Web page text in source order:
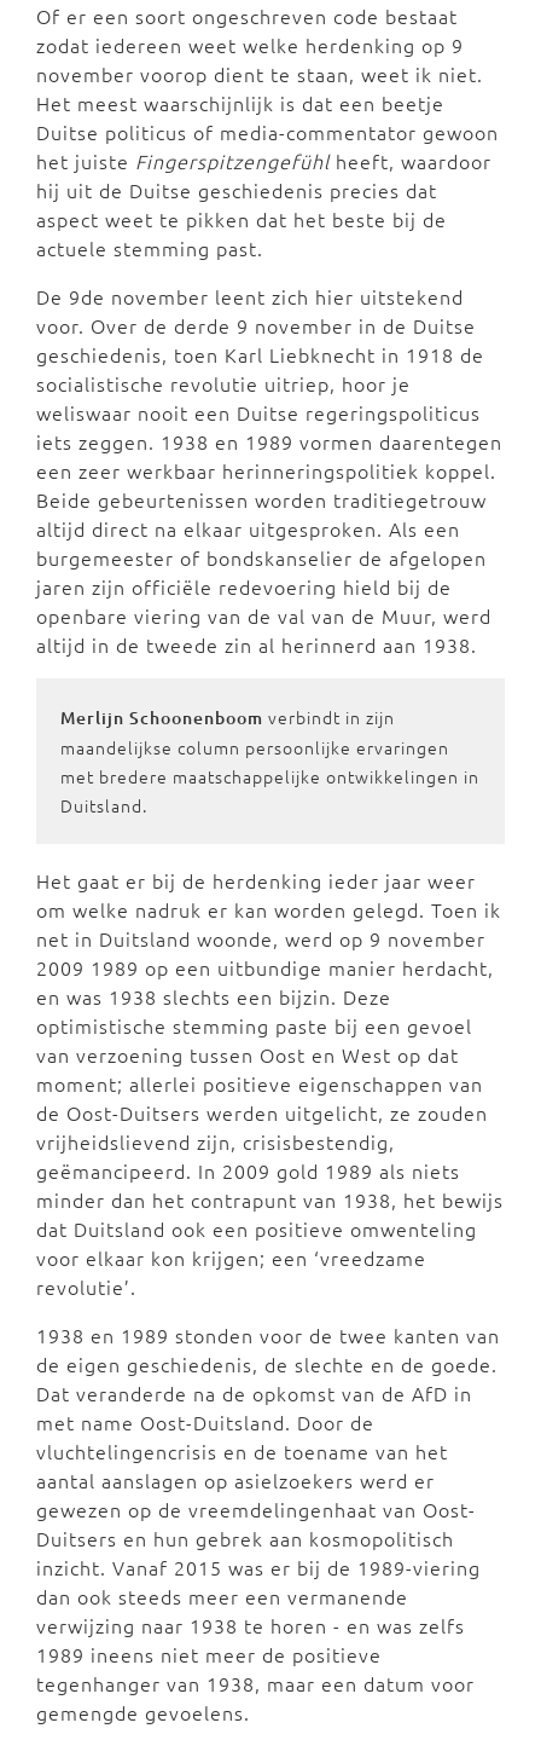
Of er een soort ongeschreven code bestaat
zodat iedereen weet welke herdenking op 9
november voorop dient te staan, weet ik niet.
Het meest waarschijnlijk is dat een beetje
Duitse politicus of media-commentator gewoon
het juiste Fingerspitzengefühlheeft, waardoor
hij uit de Duitse geschiedenis precies dat
aspect weet te pikken dat het beste bij de
actuele stemming past.
De 9de november leent zich hier uitstekend
voor. Over de derde 9 november in de Duitse
geschiedenis, toen Karl Liebknecht in 1918 de
socialistische revolutie uitriep, hoor je
weliswaar nooit een Duitse regeringspoliticus
iets zeggen. 1938 en 1989 vormen daarentegen
een zeer werkbaar herinneringspolitiek koppel.
Beide gebeurtenissen worden traditiegetrouw
altijd direct na elkaar uitgesproken. Als een
burgemeester of bondskanselier de afgelopen
jaren zijn officiële redevoering hield bij de
openbare viering van de val van de Muur, werd
altijd in de tweede zin al herinnerd aan 1938.
Merlijn Schoonenboom verbindt in zijn
maandelijkse column persoonlijke ervaringen
met bredere maatschappelijke ontwikkelingen in
Duitsland.
Het gaat er bij de herdenking ieder jaar weer
om welke nadruk er kan worden gelegd. Toen ik
net in Duitsland woonde, werd op 9 november
2009 1989 op een uitbundige manier herdacht,
en was 1938 slechts een bijzin. Deze
optimistische stemming paste bij een gevoel
van verzoening tussen Oost en West op dat
moment; allerlei positieve eigenschappen van
de Oost-Duitsers werden uitgelicht, ze zouden
vrijheidslievend zijn, crisisbestendig,
geëmancipeerd. In 2009 gold 1989 als niets
minder dan het contrapunt van 1938, het bewijs
dat Duitsland ook een positieve omwenteling
voor elkaar kon krijgen; een ‘vreedzame
revolutie’.
1938 en 1989 stonden voor de twee kanten van
de eigen geschiedenis, de slechte en de goede.
Dat veranderde na de opkomst van de AfD in
met name Oost-Duitsland. Door de
vluchtelingencrisis en de toename van het
aantal aanslagen op asielzoekers werd er
gewezen op de vreemdelingenhaat van Oost-
Duitsers en hun gebrek aan kosmopolitisch
inzicht. Vanaf 2015 was er bij de 1989-viering
dan ook steeds meer een vermanende
verwijzing naar 1938 te horen - en was zelfs
1989 ineens niet meer de positieve
tegenhanger van 1938, maar een datum voor
gemengde gevoelens.